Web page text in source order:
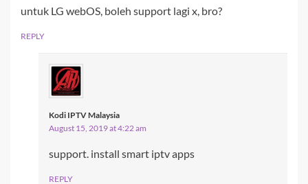
untuk LG webOS, boleh support lagi x, bro?
REPLY
Kodi IPTV Malaysia
August 15, 2019 at 4:22 am
support. install smart iptv apps
REPLY